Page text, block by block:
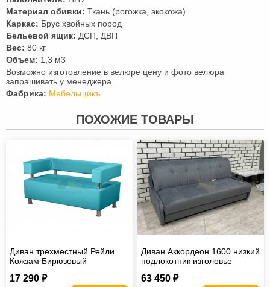
Материал обивки: Ткань (рогожка, экокожа)
Каркас: Брус хвойных пород
Бельевой ящик: ДСП, ДВП
Вес: 80 кг
Объем: 1,3 м3
Возможно изготовление в велюре цену и фото велюра
запрашивать у менеджера.
Фабрика: Мебельщикъ
ПОХОЖИЕ ТОВАРЫ
Диван трехместный Рейли
Кожзам Бирюзовый
17 290 ₽
Диван Аккордеон 1600 низкий
подлокотник изголовье
63 450 ₽